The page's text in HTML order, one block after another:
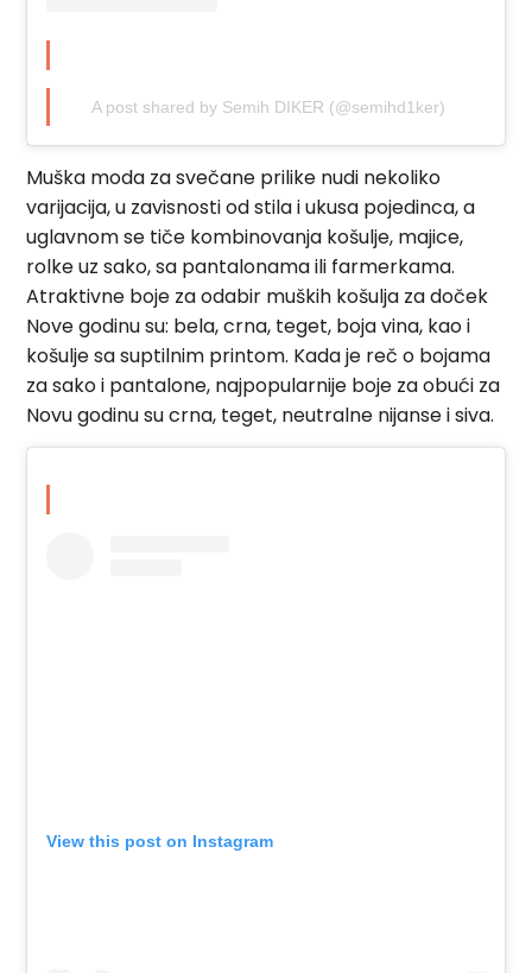
A post shared by Semih DIKER (@semihd1ker)
Muška moda za svečane prilike nudi nekoliko
varijacija, u zavisnosti od stila i ukusa pojedinca, a
uglavnom se tiče kombinovanja košulje, majice,
rolke uz sako, sa pantalonama ili farmerkama.
Atraktivne boje za odabir muških košulja za doček
Nove godinu su: bela, crna, teget, boja vina, kao i
košulje sa suptilnim printom. Kada je reč o bojama
za sako i pantalone, najpopularnije boje za obući za
Novu godinu su crna, teget, neutralne nijanse i siva.
View this post on Instagram